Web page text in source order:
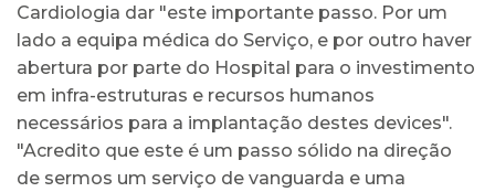
Cardiologia dar "este importante passo. Por um
lado a equipa médica do Serviço, e por outro haver
abertura por parte do Hospital para o investimento
em infra-estruturas e recursos humanos
necessários para a implantação destes devices".
"Acredito que este é um passo sólido na direção
de sermos um serviço de vanguarda e uma